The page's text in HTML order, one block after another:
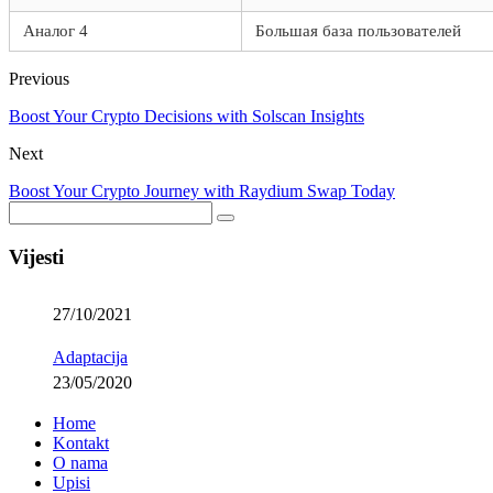
Аналог 4 Большая база пользователей
Previous
Boost Your Crypto Decisions with Solscan Insights
Next
Boost Your Crypto Journey with Raydium Swap Today
Vijesti
27/10/2021
Adaptacija
23/05/2020
Home
Kontakt
O nama
Upisi